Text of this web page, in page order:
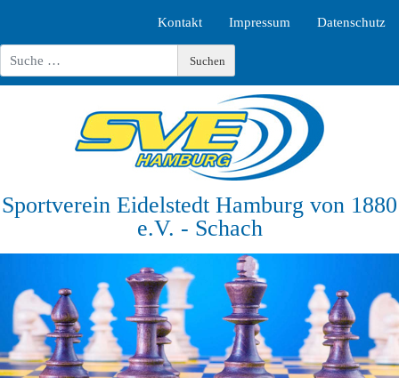
Kontakt Impressum Datenschutz
Type 2 or more characters for results.
Suchen
Sportverein Eidelstedt Hamburg von 1880
e.V. - Schach